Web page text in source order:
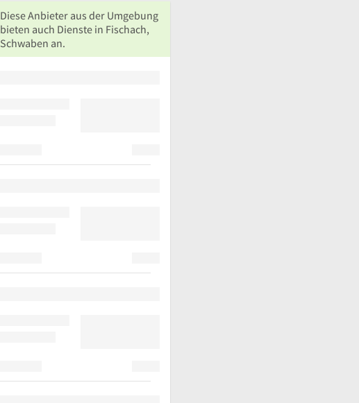
Diese Anbieter aus der Umgebung
bieten auch Dienste in Fischach,
Schwaben an.